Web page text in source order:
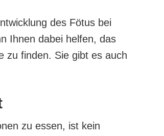
des Fötus bei
Ihnen dabei helfen, das
zu finden. Sie gibt es auch
zu essen, ist kein